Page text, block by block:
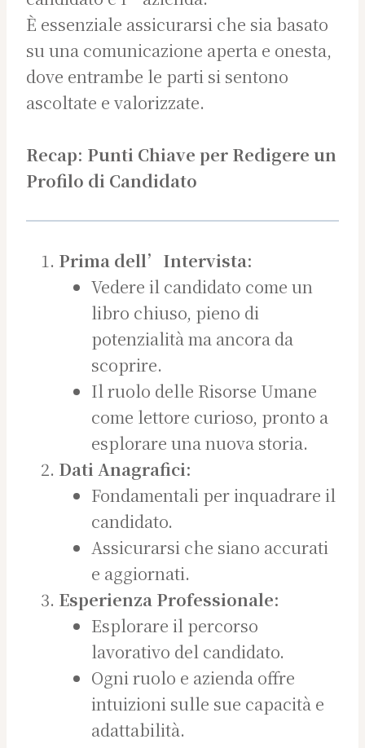
È essenziale assicurarsi che sia basato
su una comunicazione aperta e onesta,
dove entrambe le parti si sentono
ascoltate e valorizzate.
Recap: Punti Chiave per Redigere un
Profilo di Candidato
Prima dell’Intervista:
Vedere il candidato come un
libro chiuso, pieno di
potenzialità ma ancora da
scoprire.
Il ruolo delle Risorse Umane
come lettore curioso, pronto a
esplorare una nuova storia.
Dati Anagrafici:
Fondamentali per inquadrare il
candidato.
Assicurarsi che siano accurati
e aggiornati.
Esperienza Professionale:
Esplorare il percorso
lavorativo del candidato.
Ogni ruolo e azienda offre
intuizioni sulle sue capacità e
adattabilità.